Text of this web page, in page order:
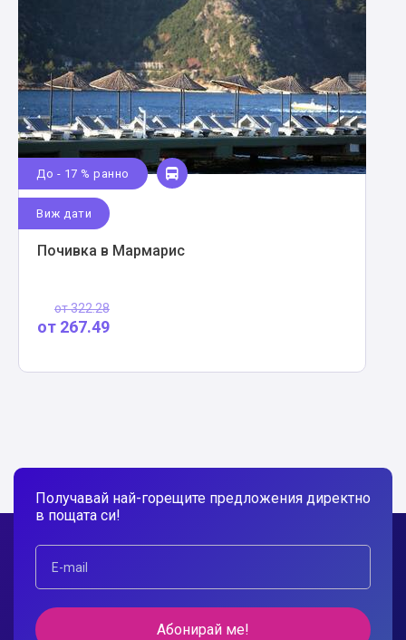
До - 17 % ранно
Виж дати
Почивка в Мармарис
от322.28
от 267.49
Получавай най-горещите предложения директно
в пощата си!
Абонирай ме!